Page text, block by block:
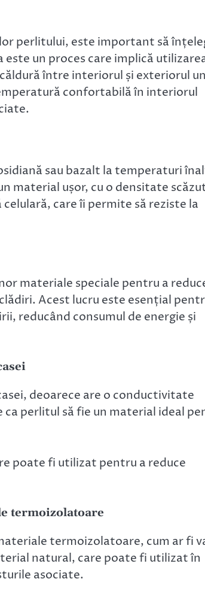
perlitului, este important să
un proces care implică
între interiorul și exteriorul
confortabilă în interiorul
sau bazalt la temperaturi
material ușor, cu o densitate
care îi permite să reziste la
materiale speciale pentru a
Acest lucru este esențial
reducând consumul de energie și
deoarece are o conductivitate
perlitul să fie un material ideal
poate fi utilizat pentru a reduce
termoizolatoare
termoizolatoare, cum ar fi
natural, care poate fi utilizat în
asociate.